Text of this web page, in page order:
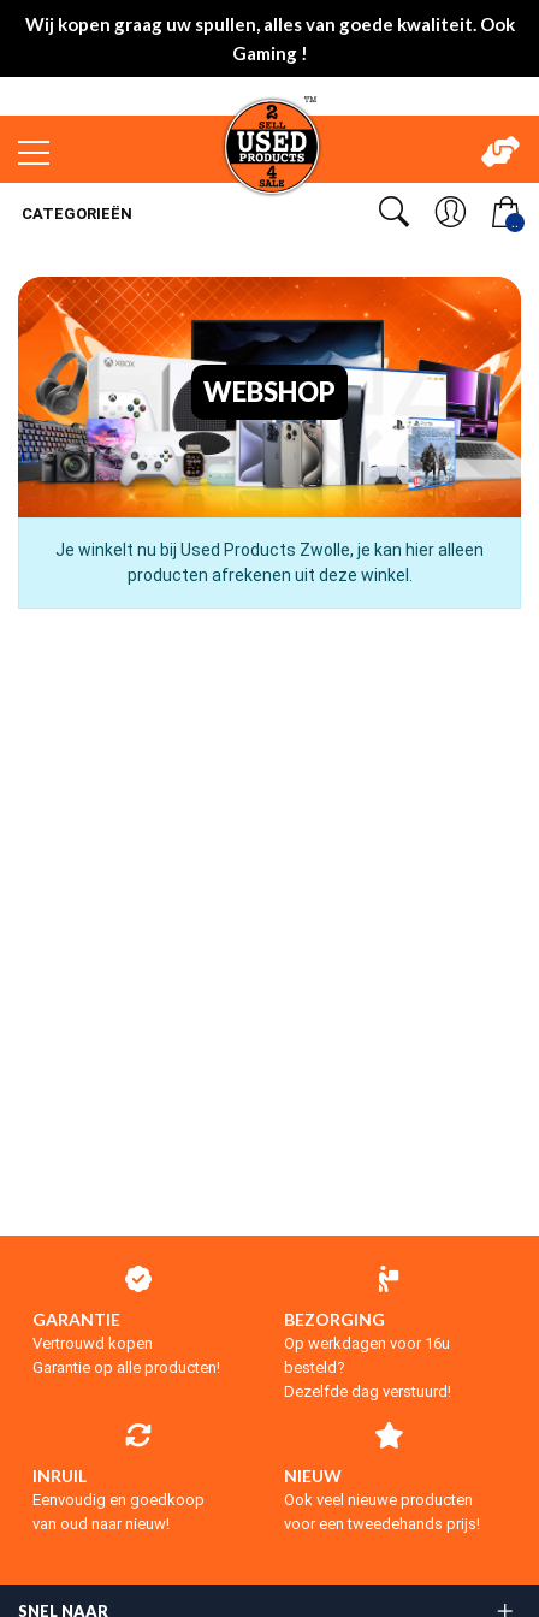
Wij kopen graag uw spullen, alles van goede kwaliteit. Ook
Gaming !
..
CATEGORIEËN
WEBSHOP
Je winkelt nu bij Used Products Zwolle, je kan hier alleen
producten afrekenen uit deze winkel.
GARANTIE
Vertrouwd kopen
Garantie op alle producten!
BEZORGING
Op werkdagen voor 16u
besteld?
Dezelfde dag verstuurd!
INRUIL
Eenvoudig en goedkoop
van oud naar nieuw!
NIEUW
Ook veel nieuwe producten
voor een tweedehands prijs!
SNEL NAAR